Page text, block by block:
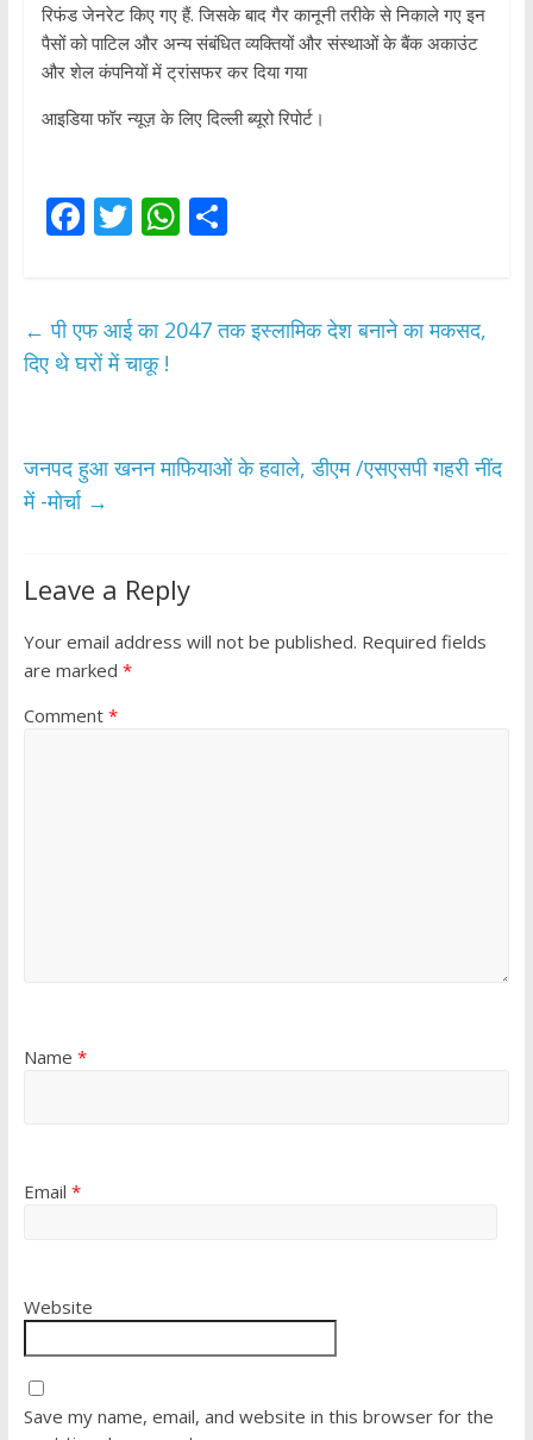
रिफंड जेनरेट किए गए हैं. जिसके बाद गैर कानूनी तरीके से निकाले गए इन
पैसों को पाटिल और अन्य संबंधित व्यक्तियों और संस्थाओं के बैंक अकाउंट
और शेल कंपनियों में ट्रांसफर कर दिया गया
आइडिया फॉर न्यूज़ के लिए दिल्ली ब्यूरो रिपोर्ट।
F
b
o
T
er
W
s
p
S
e
← पी एफ आई का 2047 तक इस्लामिक देश बनाने का मकसद,
दिए थे घरों में चाकू !
जनपद हुआ खनन माफियाओं के हवाले, डीएम /एसएसपी गहरी नींद
में -मोर्चा →
Leave a Reply
Your email address will not be published. Required fields
are marked *
Comment *
Name *
Email *
Website
Save my name, email, and website in this browser for the